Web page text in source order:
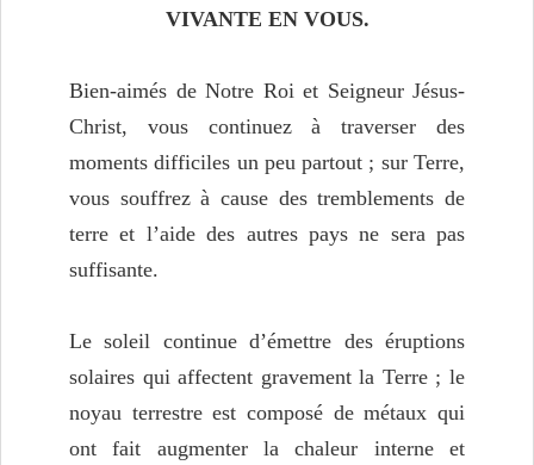
VIVANTE EN VOUS.
Bien-aimés de Notre Roi et Seigneur Jésus-
Christ, vous continuez à traverser des
moments difficiles un peu partout ; sur Terre,
vous souffrez à cause des tremblements de
terre et l’aide des autres pays ne sera pas
suffisante.
Le soleil continue d’émettre des éruptions
solaires qui affectent gravement la Terre ; le
noyau terrestre est composé de métaux qui
ont fait augmenter la chaleur interne et